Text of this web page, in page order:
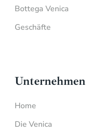
Bottega Venica
Geschäfte
Unternehmen
Home
Die Venica